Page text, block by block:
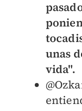
unas
vida".